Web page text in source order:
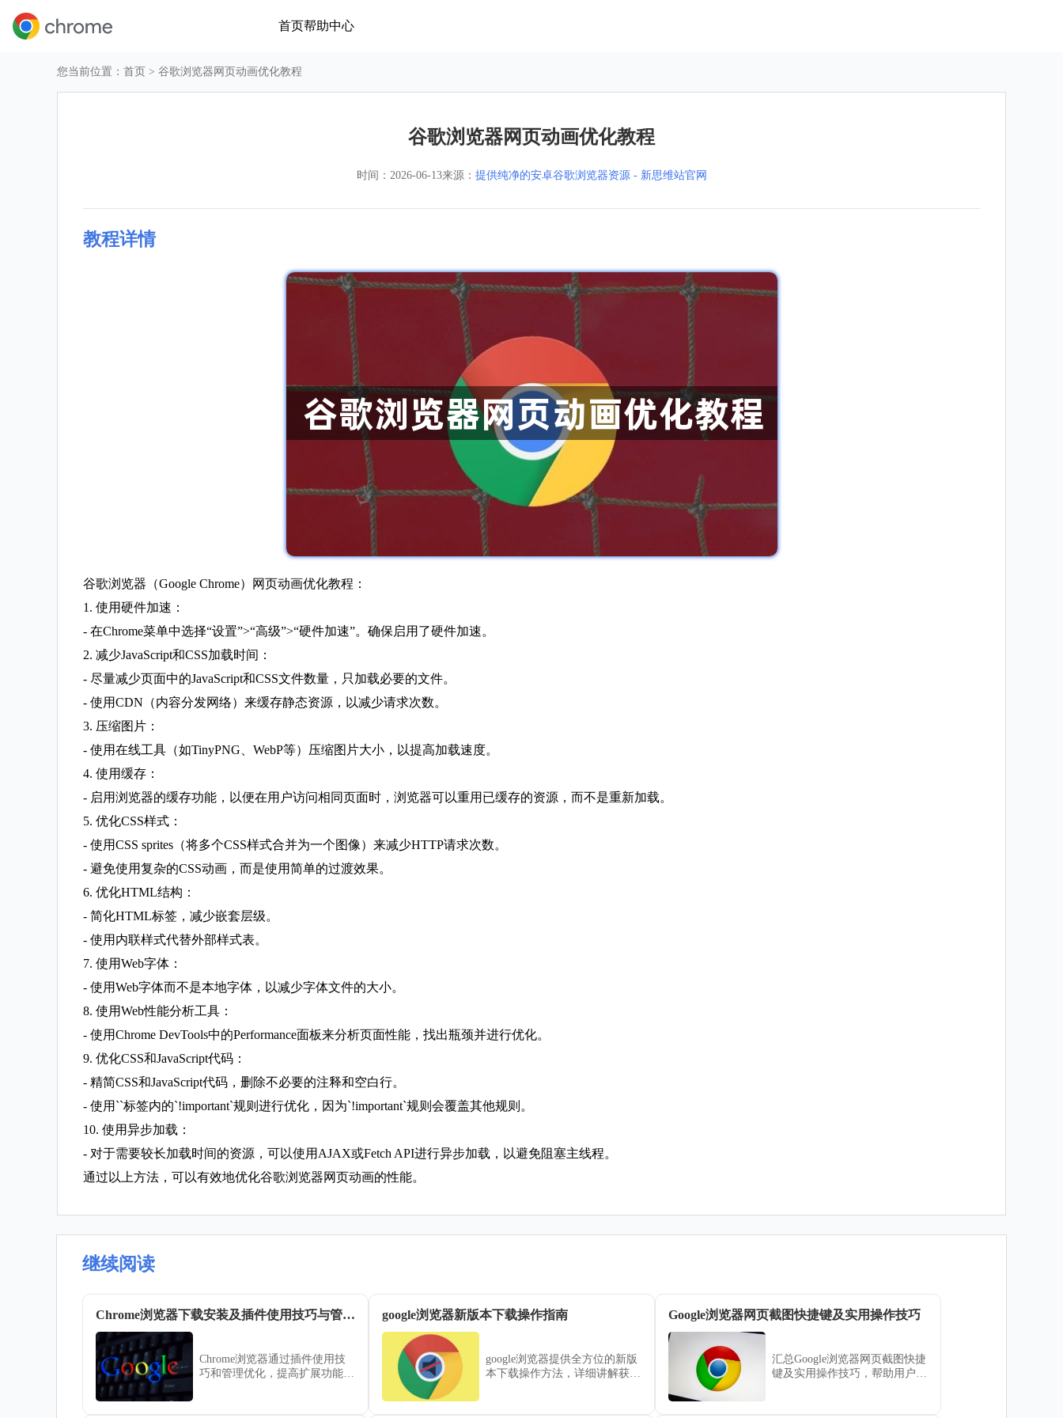
首页帮助中心
您当前位置： 首页 > 谷歌浏览器网页动画优化教程
谷歌浏览器网页动画优化教程
时间： 2026-06-13来源： 提供纯净的安卓谷歌浏览器资源 - 新思维站官网
教程详情
谷歌浏览器（Google Chrome）网页动画优化教程：
1. 使用硬件加速：
- 在Chrome菜单中选择“设置”>“高级”>“硬件加速”。确保启用了硬件加速。
2. 减少JavaScript和CSS加载时间：
- 尽量减少页面中的JavaScript和CSS文件数量，只加载必要的文件。
- 使用CDN（内容分发网络）来缓存静态资源，以减少请求次数。
3. 压缩图片：
- 使用在线工具（如TinyPNG、WebP等）压缩图片大小，以提高加载速度。
4. 使用缓存：
- 启用浏览器的缓存功能，以便在用户访问相同页面时，浏览器可以重用已缓存的资源，而不是重新加载。
5. 优化CSS样式：
- 使用CSS sprites（将多个CSS样式合并为一个图像）来减少HTTP请求次数。
- 避免使用复杂的CSS动画，而是使用简单的过渡效果。
6. 优化HTML结构：
- 简化HTML标签，减少嵌套层级。
- 使用内联样式代替外部样式表。
7. 使用Web字体：
- 使用Web字体而不是本地字体，以减少字体文件的大小。
8. 使用Web性能分析工具：
- 使用Chrome DevTools中的Performance面板来分析页面性能，找出瓶颈并进行优化。
9. 优化CSS和JavaScript代码：
- 精简CSS和JavaScript代码，删除不必要的注释和空白行。
- 使用``标签内的`!important`规则进行优化，因为`!important`规则会覆盖其他规则。
10. 使用异步加载：
- 对于需要较长加载时间的资源，可以使用AJAX或Fetch API进行异步加载，以避免阻塞主线程。
通过以上方法，可以有效地优化谷歌浏览器网页动画的性能。
继续阅读
Chrome浏览器下载安装及插件使用技巧与管理优化操作教程
Chrome浏览器通过插件使用技
巧和管理优化，提高扩展功能配
google浏览器新版本下载操作指南
google浏览器提供全方位的新版
本下载操作方法，详细讲解获
Google浏览器网页截图快捷键及实用操作技巧
汇总Google浏览器网页截图快捷
键及实用操作技巧，帮助用户快